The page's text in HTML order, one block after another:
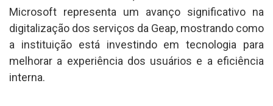
Microsoft representa um avanço significativo na
digitalização dos serviços da Geap, mostrando como
a instituição está investindo em tecnologia para
melhorar a experiência dos usuários e a eficiência
interna.